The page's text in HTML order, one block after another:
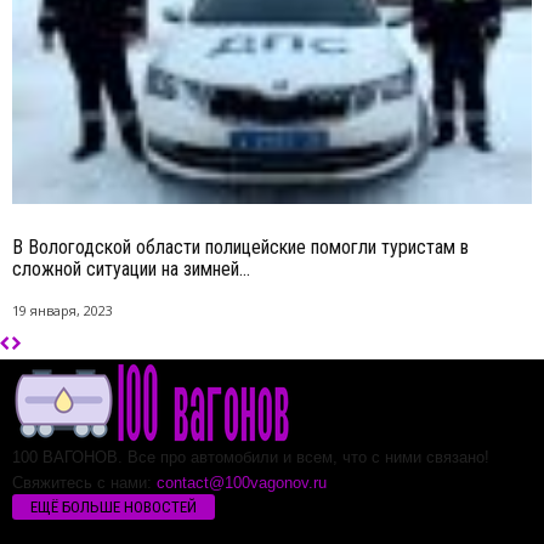
В Вологодской области полицейские помогли туристам в
сложной ситуации на зимней...
19 января, 2023
100 ВАГОНОВ. Все про автомобили и всем, что с ними связано!
Свяжитесь с нами: contact@100vagonov.ru
ЕЩЁ БОЛЬШЕ НОВОСТЕЙ